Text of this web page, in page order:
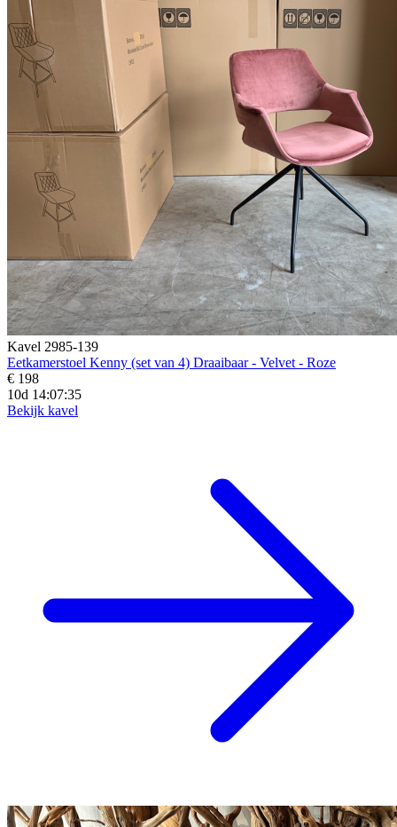
Kavel 2985-139
Eetkamerstoel Kenny (set van 4) Draaibaar - Velvet - Roze
€ 198
10d 14:07:33
Bekijk kavel